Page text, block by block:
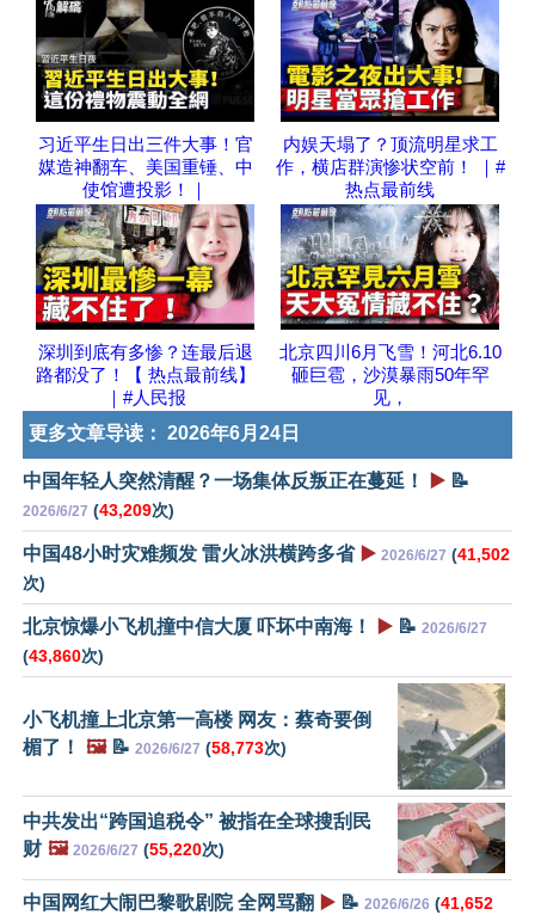
习近平生日出三件大事！官
媒造神翻车、美国重锤、中
使馆遭投影！｜
内娱天塌了？顶流明星求工
作，横店群演惨状空前！ ｜#
热点最前线
深圳到底有多惨？连最后退
路都没了！【 热点最前线】
｜#人民报
北京四川6月飞雪！河北6.10
砸巨雹，沙漠暴雨50年罕
见，
更多文章导读： 2026年6月24日
中国年轻人突然清醒？一场集体反叛正在蔓延！ ▶️ 📝
2026/6/27 (43,209次)
中国48小时灾难频发 雷火冰洪横跨多省 ▶️ 2026/6/27 (41,502
次)
北京惊爆小飞机撞中信大厦 吓坏中南海！ ▶️ 📝 2026/6/27
(43,860次)
小飞机撞上北京第一高楼 网友：蔡奇要倒
楣了！
🖼️📝 2026/6/27 (58,773次)
中共发出“跨国追税令” 被指在全球搜刮民
财 🖼️ 2026/6/27 (55,220次)
中国网红大闹巴黎歌剧院 全网骂翻 ▶️ 📝 2026/6/26 (41,652